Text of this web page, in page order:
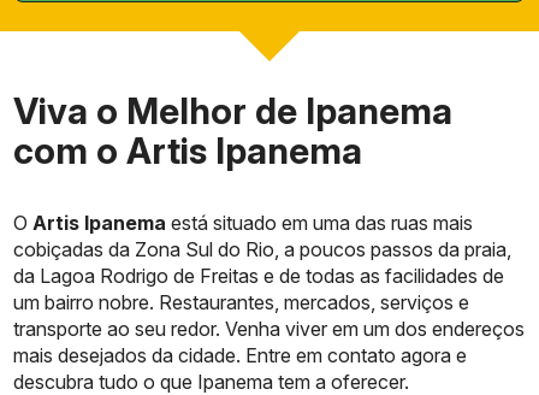
Viva o Melhor de Ipanema
com o Artis Ipanema
O Artis Ipanema está situado em uma das ruas mais
cobiçadas da Zona Sul do Rio, a poucos passos da praia,
da Lagoa Rodrigo de Freitas e de todas as facilidades de
um bairro nobre. Restaurantes, mercados, serviços e
transporte ao seu redor. Venha viver em um dos endereços
mais desejados da cidade. Entre em contato agora e
descubra tudo o que Ipanema tem a oferecer.